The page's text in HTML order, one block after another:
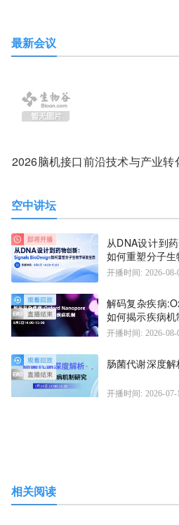
最新会议
2026脑机接口前沿技术与产业转
空中讲坛
从DNA设计到
如何重塑分子
开播时间: 2026-08-
解码复杂疾病
如何揭示疾病机
开播时间: 2026-08-
肠菌代谢深度
开播时间: 2026-07-
相关阅读